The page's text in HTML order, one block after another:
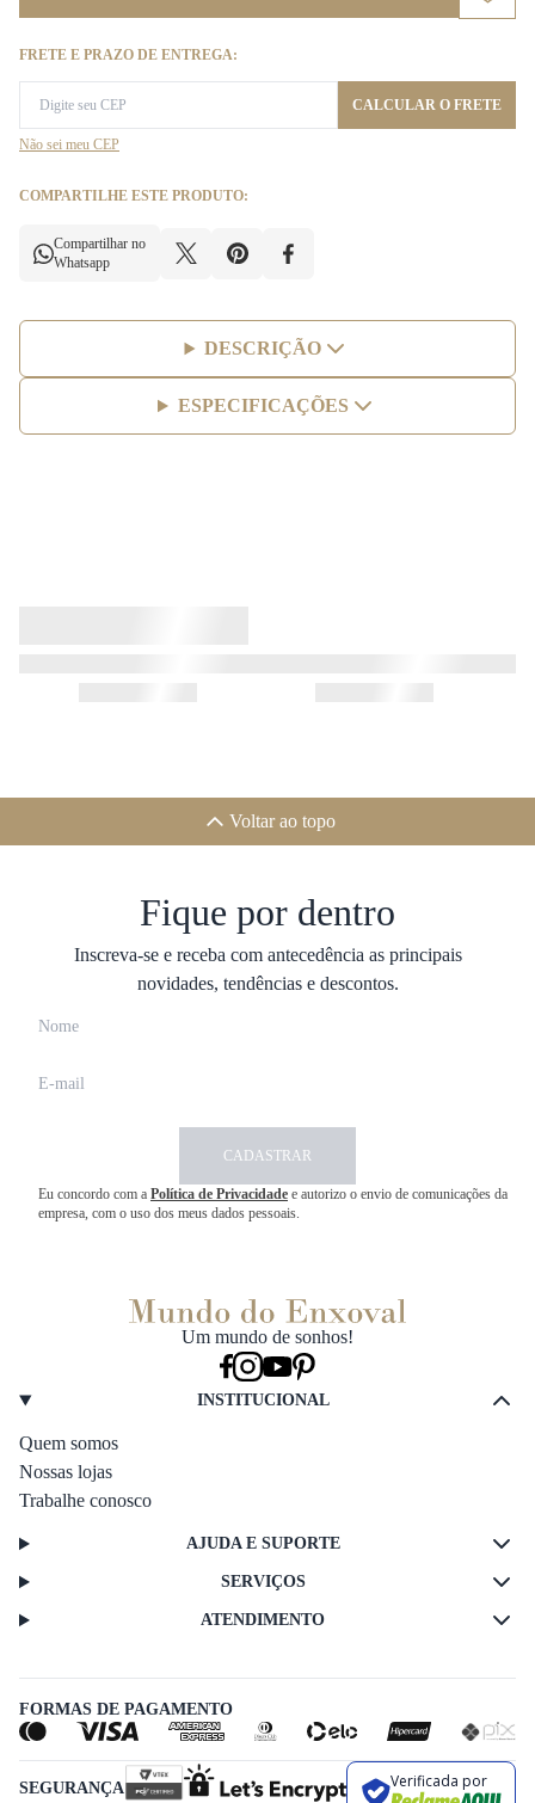
FRETE E PRAZO DE ENTREGA:
CALCULAR O FRETE
Não sei meu CEP
COMPARTILHE ESTE PRODUTO:
Compartilhar no
Whatsapp
DESCRIÇÃO
ESPECIFICAÇÕES
Voltar ao topo
Fique por dentro
Inscreva-se e receba com antecedência as principais
novidades, tendências e descontos.
CADASTRAR
Eu concordo com a Política de Privacidade e autorizo o envio de comunicações da
empresa, com o uso dos meus dados pessoais.
Um mundo de sonhos!
INSTITUCIONAL
Quem somos
Nossas lojas
Trabalhe conosco
AJUDA E SUPORTE
SERVIÇOS
ATENDIMENTO
FORMAS DE PAGAMENTO
SEGURANÇA Verificada por